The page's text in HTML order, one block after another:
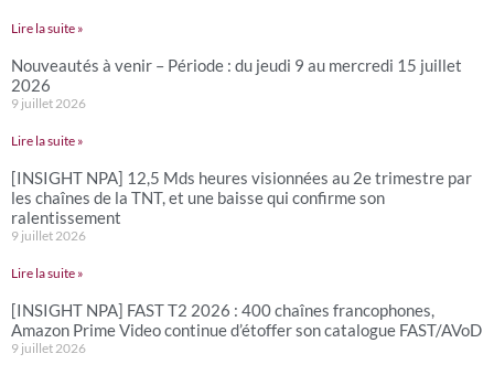
Lire la suite »
Nouveautés à venir – Période : du jeudi 9 au mercredi 15 juillet
2026
9 juillet 2026
Lire la suite »
[INSIGHT NPA] 12,5 Mds heures visionnées au 2e trimestre par
les chaînes de la TNT, et une baisse qui confirme son
ralentissement
9 juillet 2026
Lire la suite »
[INSIGHT NPA] FAST T2 2026 : 400 chaînes francophones,
Amazon Prime Video continue d’étoffer son catalogue FAST/AVoD
9 juillet 2026